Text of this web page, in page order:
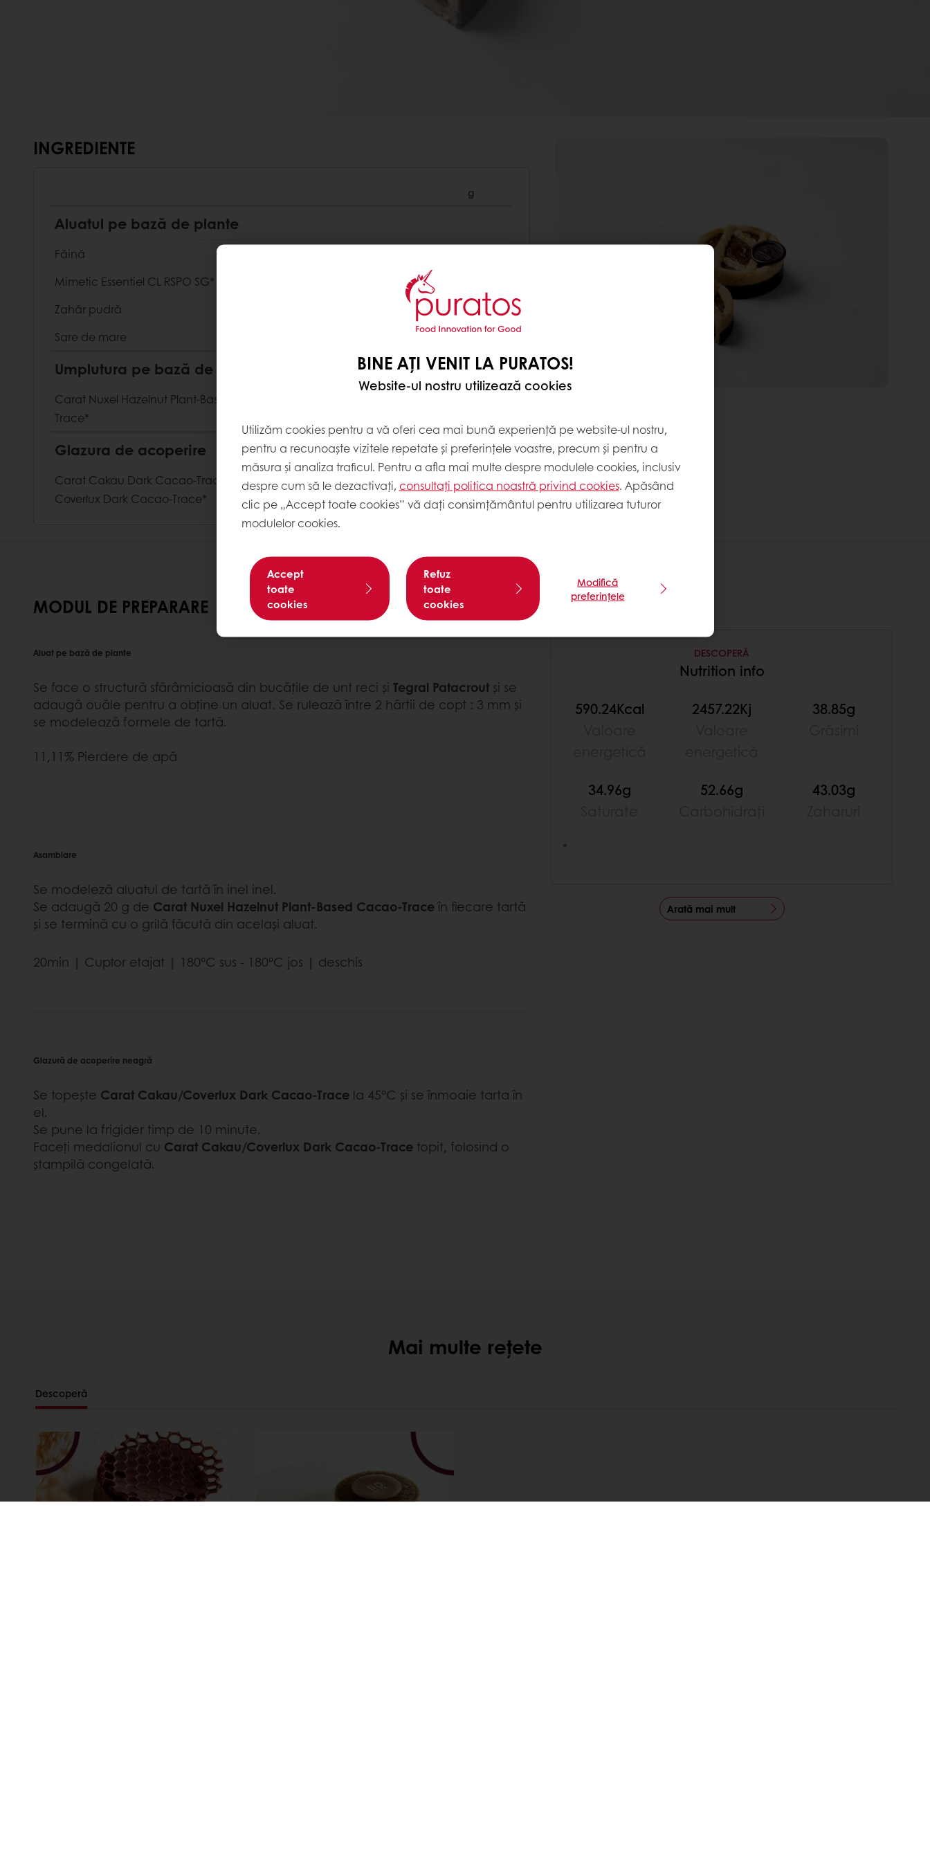
INGREDIENTE
g
Aluatul pe bază de plante
Făină
Mimetic Essentiel CL RSPO SG*
Zahăr pudră
50
Sare de mare
1
Umplutura pe bază de plante
Carat Nuxel Hazelnut Plant-Based Cacao-
Trace*
Glazura de acoperire
Carat Cakau Dark Cacao-Trace/ Carat
Coverlux Dark Cacao-Trace*
500
MODUL DE PREPARARE
Aluat pe bază de plante
Se face o structură sfărâmicioasă din bucățile de unt reci și Tegral Patacrout și se
adaugă ouăle pentru a obține un aluat. Se rulează între 2 hârtii de copt : 3 mm și
se modelează formele de tartă.
11,11% Pierdere de apă
Asamblare
Se modeleză aluatul de tartă în inel inel.
Se adaugă 20 g de Carat Nuxel Hazelnut Plant-Based Cacao-Traceîn fiecare tartă
și se termină cu o grilă făcută din același aluat.
20min | Cuptor etajat | 180°C sus - 180°C jos | deschis
Glazură de acoperire neagră
Se topește Carat Cakau/Coverlux Dark Cacao-Trace la 45°C și se înmoaie tarta în
el.
Se pune la frigider timp de 10 minute.
Faceți medalionul cu Carat Cakau/Coverlux Dark Cacao-Trace topit, folosind o
ștampilă congelată.
Nutritional Information
DESCOPERĂ
Nutrition info
590.24Kcal
2457.22Kj
38.85g
34.96g
52.66g
43.03g
*
Arată mai mult
Mai multe rețete
Descoperă
BINE AȚI VENIT LA PURATOS!
Website-ul nostru utilizează cookies
Utilizăm cookies pentru a vă oferi cea mai bună experiență pe website-ul nostru,
pentru a recunoaște vizitele repetate și preferințele voastre, precum și pentru a
măsura și analiza traficul. Pentru a afla mai multe despre modulele cookies, inclusiv
despre cum să le dezactivați, consultați politica noastră privind cookies. Apăsând
clic pe „Accept toate cookies” vă dați consimțământul pentru utilizarea tuturor
modulelor cookies.
Accept
toate
cookies
Refuz
toate
cookies
Modifică
preferințele